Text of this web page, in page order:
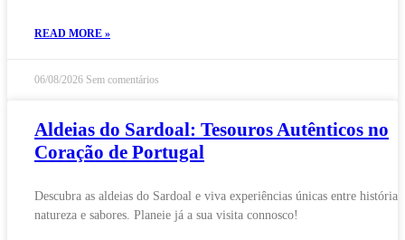
READ MORE »
06/08/2026 Sem comentários
Aldeias do Sardoal: Tesouros Autênticos no
Coração de Portugal
Descubra as aldeias do Sardoal e viva experiências únicas entre história,
natureza e sabores. Planeie já a sua visita connosco!